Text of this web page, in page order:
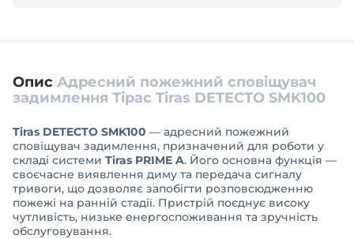
Опис Адресний пожежний сповіщувач
задимлення Тірас Tiras DETECTO SMK100
Tiras DETECTO SMK100 — адресний пожежний
сповіщувач задимлення, призначений для роботи у
складі системи Tiras PRIME A. Його основна функція —
своєчасне виявлення диму та передача сигналу
тривоги, що дозволяє запобігти розповсюдженню
пожежі на ранній стадії. Пристрій поєднує високу
чутливість, низьке енергоспоживання та зручність
обслуговування.